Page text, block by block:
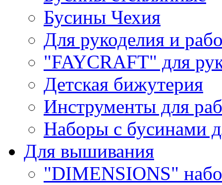
Бусины Чехия
Для рукоделия и
"FAYCRAFT" для
Детская бижутерия
Инструменты для
Наборы с бусинами
Для вышивания
"DIMENSIONS"